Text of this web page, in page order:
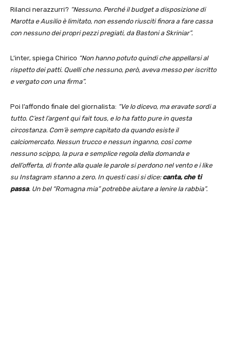
Rilanci nerazzurri? “Nessuno. Perché il budget a disposizione di
Marotta e Ausilio è limitato, non essendo riusciti finora a fare cassa
con nessuno dei propri pezzi pregiati, da Bastoni a Skriniar”.
L’inter, spiega Chirico “Non hanno potuto quindi che appellarsi al
rispetto dei patti. Quelli che nessuno, però, aveva messo per iscritto
e vergato con una firma”.
Poi l’affondo finale del giornalista: “Ve lo dicevo, ma eravate sordi a
tutto. C’est l’argent qui fait tous, e lo ha fatto pure in questa
circostanza. Com’è sempre capitato da quando esiste il
calciomercato. Nessun trucco e nessun inganno, così come
nessuno scippo, la pura e semplice regola della domanda e
dell’offerta, di fronte alla quale le parole si perdono nel vento e i like
su Instagram stanno a zero. In questi casi si dice: canta, che ti
passa. Un bel “Romagna mia” potrebbe aiutare a lenire la rabbia”.